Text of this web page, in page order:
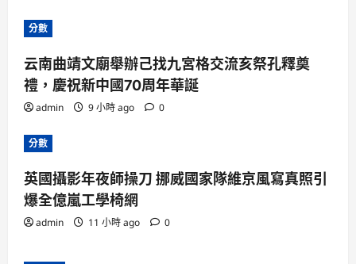
分數
云南曲靖文廟舉辦己找九宮格交流亥祭孔釋奠
禮，慶祝新中國70周年華誕
admin 9 小時 ago 0
分數
英國攝影年夜師操刀 挪威國家隊維京風寫真照引
爆全億嵐工學椅網
admin 11 小時 ago 0